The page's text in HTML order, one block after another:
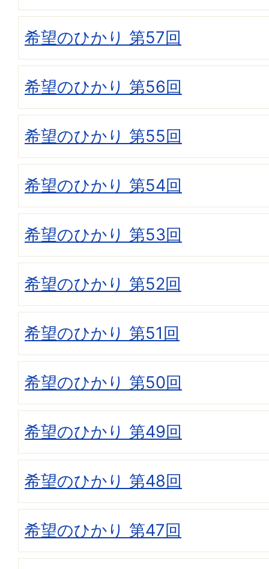
希望のひかり 第57回
希望のひかり 第56回
希望のひかり 第55回
希望のひかり 第54回
希望のひかり 第53回
希望のひかり 第52回
希望のひかり 第51回
希望のひかり 第50回
希望のひかり 第49回
希望のひかり 第48回
希望のひかり 第47回